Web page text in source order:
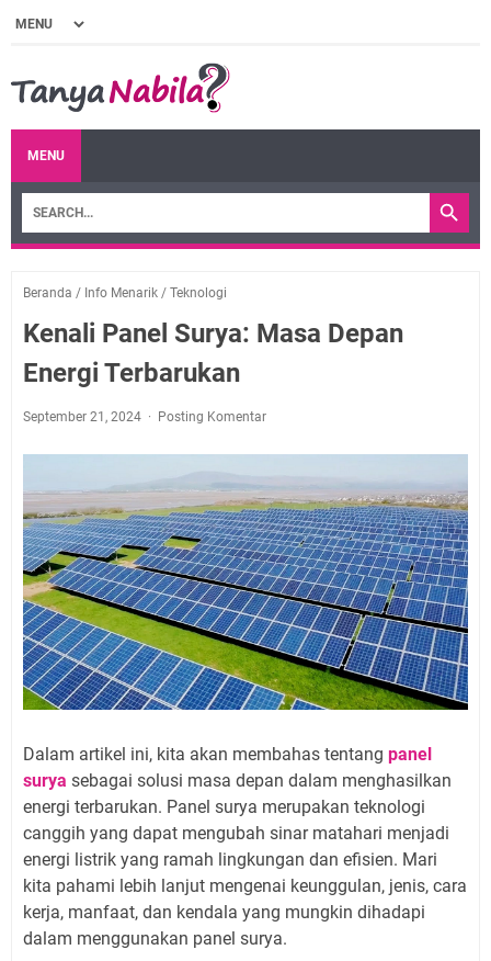
MENU
Beranda / Info Menarik / Teknologi
Kenali Panel Surya: Masa Depan
Energi Terbarukan
September 21, 2024 Posting Komentar
Dalam artikel ini, kita akan membahas tentang panel
surya sebagai solusi masa depan dalam menghasilkan
energi terbarukan. Panel surya merupakan teknologi
canggih yang dapat mengubah sinar matahari menjadi
energi listrik yang ramah lingkungan dan efisien. Mari
kita pahami lebih lanjut mengenai keunggulan, jenis, cara
kerja, manfaat, dan kendala yang mungkin dihadapi
dalam menggunakan panel surya.